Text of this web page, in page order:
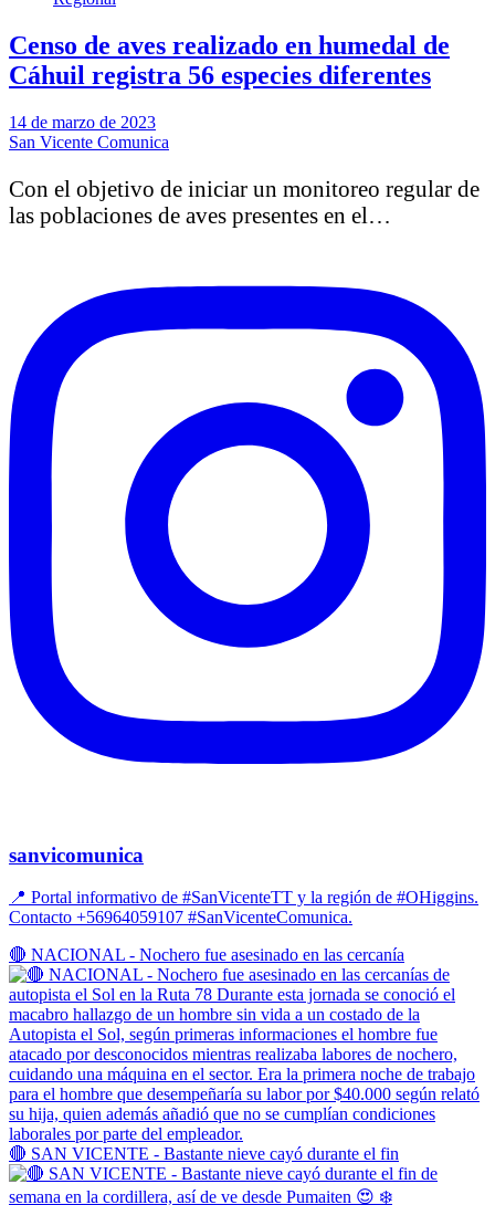
Censo de aves realizado en humedal de
Cáhuil registra 56 especies diferentes
14 de marzo de 2023
San Vicente Comunica
Con el objetivo de iniciar un monitoreo regular de
las poblaciones de aves presentes en el…
sanvicomunica
📍 Portal informativo de #SanVicenteTT y la región de #OHiggins.
Contacto +56964059107 #SanVicenteComunica.
🔴 NACIONAL - Nochero fue asesinado en las cercanía
🔴 SAN VICENTE - Bastante nieve cayó durante el fin